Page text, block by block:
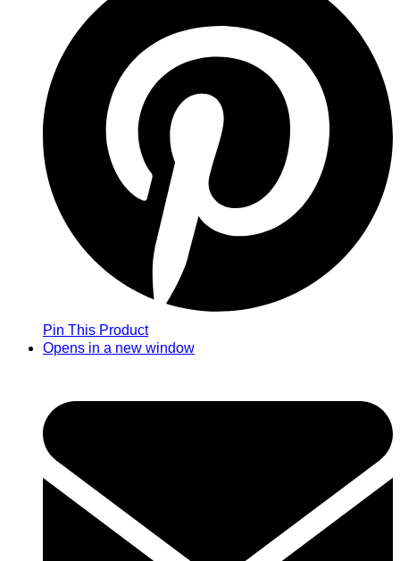
Pin This Product
Opens in a new window